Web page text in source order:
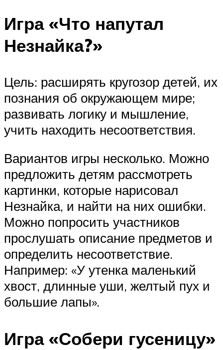
Игра «Что напутал
Незнайка?»
Цель: расширять кругозор детей, их
познания об окружающем мире;
развивать логику и мышление,
учить находить несоответствия.
Вариантов игры несколько. Можно
предложить детям рассмотреть
картинки, которые нарисовал
Незнайка, и найти на них ошибки.
Можно попросить участников
прослушать описание предметов и
определить несоответствие.
Например: «У утенка маленький
хвост, длинные уши, желтый пух и
большие лапы».
Игра «Собери гусеницу»